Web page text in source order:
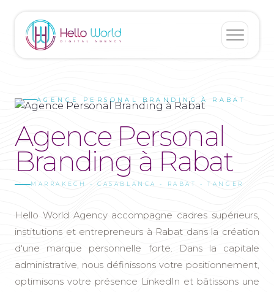
AGENCE PERSONAL BRANDING À RABAT
Agence Personal
Branding à Rabat
MARRAKECH - CASABLANCA - RABAT - TANGER
Hello World Agency accompagne cadres supérieurs,
institutions et entrepreneurs à Rabat dans la création
d'une marque personnelle forte. Dans la capitale
administrative, nous définissons votre positionnement,
optimisons votre présence LinkedIn et bâtissons une